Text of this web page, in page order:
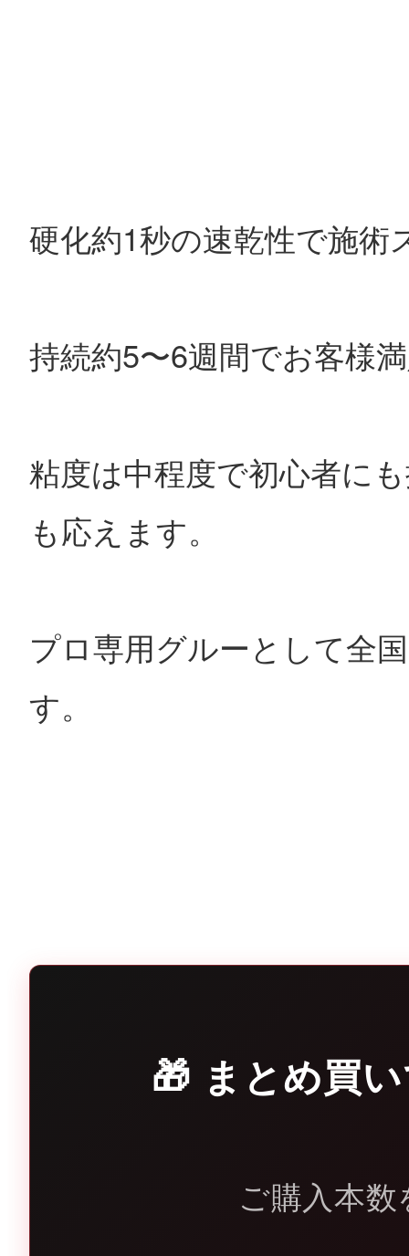
硬化約1秒の速乾性で施術
持続約5〜6週間でお客様
粘度は中程度で初心者に
も応えます。
プロ専用グルーとして全
す。
🎁 まとめ買
ご購入本